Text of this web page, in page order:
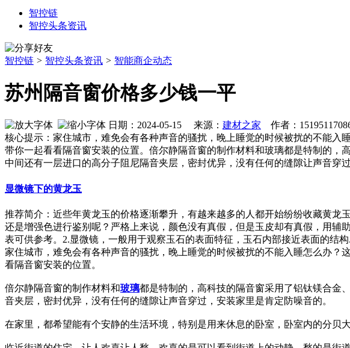
智控链
智控头条资讯
智控链 > 智控头条资讯 > 智能商企动态
苏州隔音窗价格多少钱一平
日期：2024-05-15 来源： 建材之家 作者：
核心提示：家住城市，难免会有各种声音的骚扰，晚上睡觉的时候被扰的不能
带你一起看看隔音窗安装的位置。倍尔静隔音窗的制作材料和玻璃都是特制的
中间还有一层进口的高分子阻尼隔音夹层，密封优异，没有任何的缝隙让声音穿过
显微镜下的黄龙玉
推荐简介：近些年黄龙玉的价格逐渐攀升，有越来越多的人都开始纷纷收藏黄龙
还是增强色进行鉴别呢？严格上来说，颜色没有真假，但是玉皮却有真假，用
表可供参考。2.显微镜，一般用于观察玉石的表面特征，玉石内部接近表面的结构
家住城市，难免会有各种声音的骚扰，晚上睡觉的时候被扰的不能入睡怎么办？
看隔音窗安装的位置。
倍尔静隔音窗的制作材料和玻璃都是特制的，高科技的隔音窗采用了铝钛镁合金
音夹层，密封优异，没有任何的缝隙让声音穿过，安装家里是肯定防噪音的。
在家里，都希望能有个安静的生活环境，特别是用来休息的卧室，卧室内的分贝